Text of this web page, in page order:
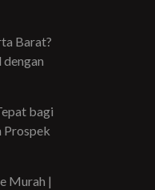
Barat?
bagi
Prospek
Murah |